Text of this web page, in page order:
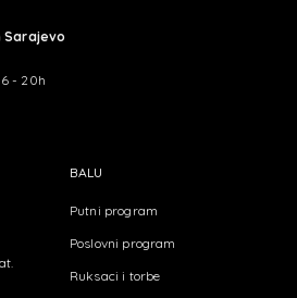
Sarajevo
- 20h
BALU
Putni program
Poslovni program
Ruksaci i torbe